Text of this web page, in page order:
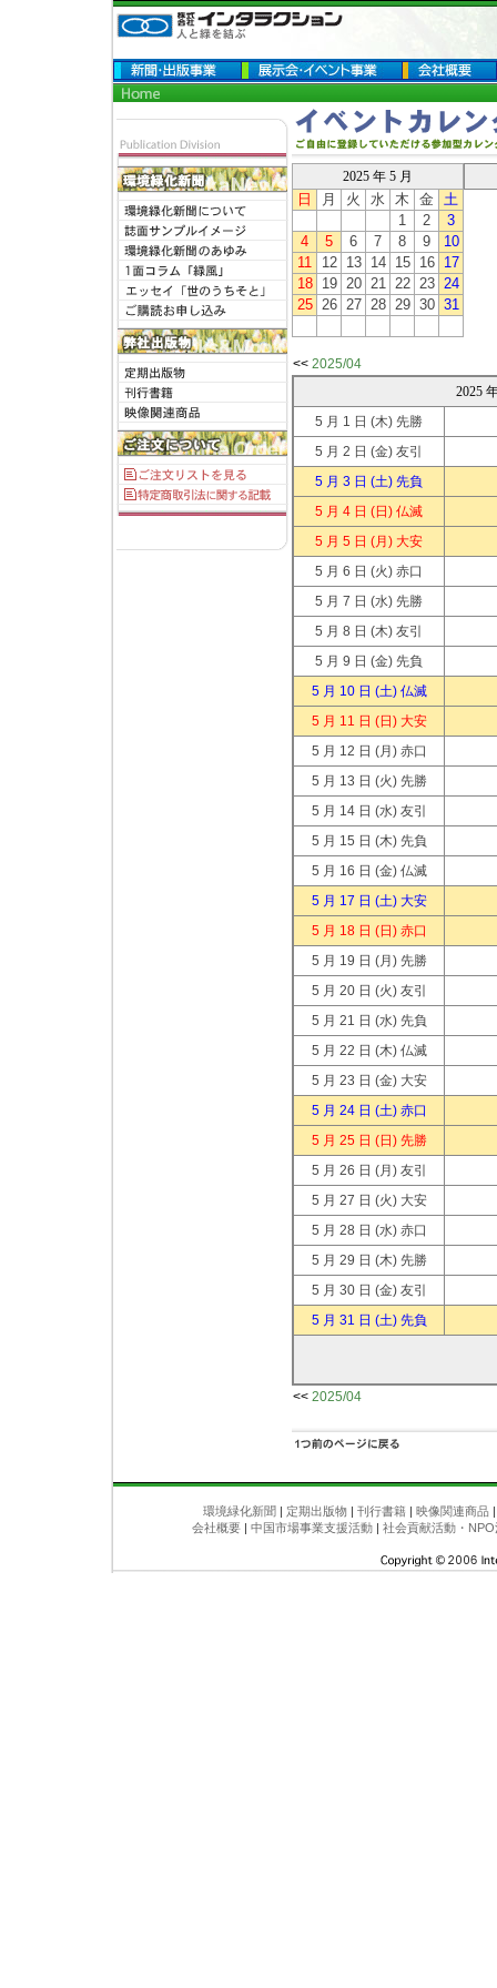
2025 年 5 月
日 月 火 水 木 金
土
1
2
3
4
5 6 7 8 9
10
11
12 13 14 15 16
17
18
19 20 21 22 23 24
25 26 27 28 29 30 31
<< 2025/04
2025
5 月 1 日 (木) 先勝
5 月 2 日 (金) 友引
5 月 3 日 (土) 先負
5 月 4 日 (日) 仏滅
5 月 5 日 (月) 大安
5 月 6 日 (火) 赤口
5 月 7 日 (水) 先勝
5 月 8 日 (木) 友引
5 月 9 日 (金) 先負
5 月 10 日 (土) 仏滅
5 月 11 日 (日) 大安
5 月 12 日 (月) 赤口
5 月 13 日 (火) 先勝
5 月 14 日 (水) 友引
5 月 15 日 (木) 先負
5 月 16 日 (金) 仏滅
5 月 17 日 (土) 大安
5 月 18 日 (日) 赤口
5 月 19 日 (月) 先勝
5 月 20 日 (火) 友引
5 月 21 日 (水) 先負
5 月 22 日 (木) 仏滅
5 月 23 日 (金) 大安
5 月 24 日 (土) 赤口
5 月 25 日 (日) 先勝
5 月 26 日 (月) 友引
5 月 27 日 (火) 大安
5 月 28 日 (水) 赤口
5 月 29 日 (木) 先勝
5 月 30 日 (金) 友引
5 月 31 日 (土) 先負
<< 2025/04
環境緑化新聞 | 定期出版物| 刊行書籍| 映像関連商品
会社概要 | 中国市場事業支援活動 | 社会貢献活動・NPO